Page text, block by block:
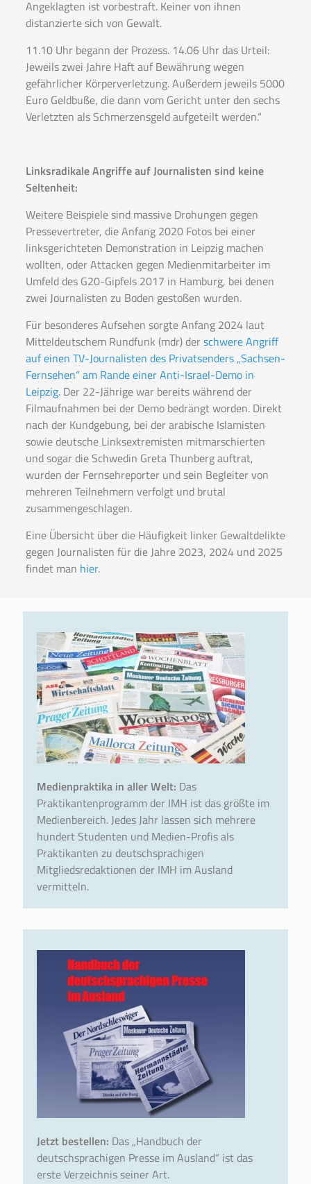
Angeklagten ist vorbestraft. Keiner von ihnen
distanzierte sich von Gewalt.
11.10 Uhr begann der Prozess. 14.06 Uhr das Urteil:
Jeweils zwei Jahre Haft auf Bewährung wegen
gefährlicher Körperverletzung. Außerdem jeweils 5000
Euro Geldbuße, die dann vom Gericht unter den sechs
Verletzten als Schmerzensgeld aufgeteilt werden.“
Linksradikale Angriffe auf Journalisten sind keine
Seltenheit:
Weitere Beispiele sind massive Drohungen gegen
Pressevertreter, die Anfang 2020 Fotos bei einer
linksgerichteten Demonstration in Leipzig machen
wollten, oder Attacken gegen Medienmitarbeiter im
Umfeld des G20-Gipfels 2017 in Hamburg, bei denen
zwei Journalisten zu Boden gestoßen wurden.
Für besonderes Aufsehen sorgte Anfang 2024 laut
Mitteldeutschem Rundfunk (mdr) derschwere Angriff
auf einen TV-Journalisten des Privatsenders „Sachsen-
Fernsehen“ am Rande einer Anti-Israel-Demo in
Leipzig. Der 22-Jährige war bereits während der
Filmaufnahmen bei der Demo bedrängt worden. Direkt
nach der Kundgebung, bei der arabische Islamisten
sowie deutsche Linksextremisten mitmarschierten
und sogar die Schwedin Greta Thunberg auftrat,
wurden der Fernsehreporter und sein Begleiter von
mehreren Teilnehmern verfolgt und brutal
zusammengeschlagen.
Eine Übersicht über die Häufigkeit linker Gewaltdelikte
gegen Journalisten für die Jahre 2023, 2024 und 2025
findet man hier.
Medienpraktika in aller Welt: Das
Praktikantenprogramm der IMH ist das größte im
Medienbereich. Jedes Jahr lassen sich mehrere
hundert Studenten und Medien-Profis als
Praktikanten zu deutschsprachigen
Mitgliedsredaktionen der IMH im Ausland
vermitteln.
Jetzt bestellen: Das „Handbuch der
deutschsprachigen Presse im Ausland“ ist das
erste Verzeichnis seiner Art.